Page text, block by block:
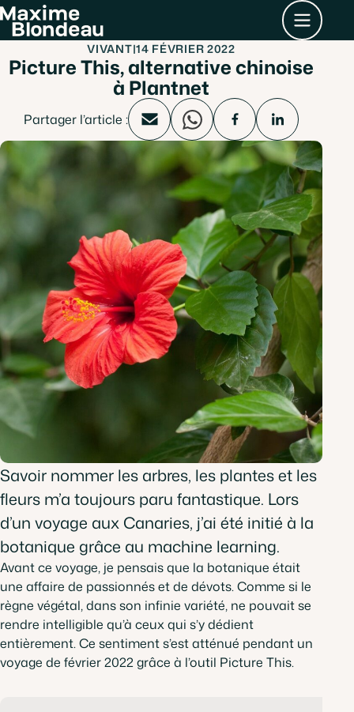
Contenu principal
Menu
VIVANT|14 FÉVRIER 2022
Picture This, alternative chinoise
à Plantnet
Partager l’article : mail whatsappfacebooklinkedin
Savoir nommer les arbres, les plantes et les
fleurs m’a toujours paru fantastique. Lors
d’un voyage aux Canaries, j’ai été initié à la
botanique grâce au machine learning.
Avant ce voyage, je pensais que la botanique était
une affaire de passionnés et de dévots. Comme si le
règne végétal, dans son infinie variété, ne pouvait se
rendre intelligible qu’à ceux qui s’y dédient
entièrement. Ce sentiment s’est atténué pendant un
voyage de février 2022 grâce à l’outil Picture This.